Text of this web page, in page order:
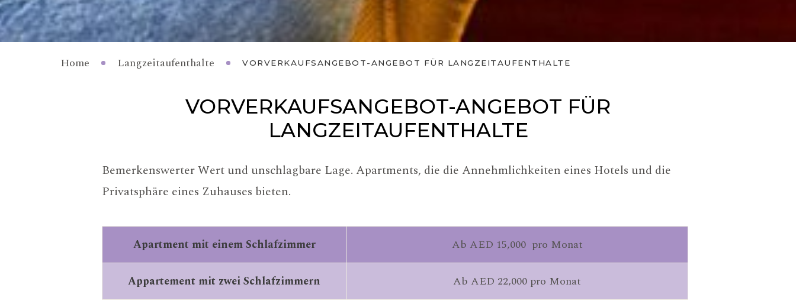
Home Langzeitaufenthalte VORVERKAUFSANGEBOT-ANGEBOT FÜR LANGZEITAUFENTHALTE
VORVERKAUFSANGEBOT-ANGEBOT FÜR
LANGZEITAUFENTHALTE
Bemerkenswerter Wert und unschlagbare Lage. Apartments, die die Annehmlichkeiten eines Hotels und die
Privatsphäre eines Zuhauses bieten.
Apartment mit einem Schlafzimmer Ab AED 15,000 pro Monat
Appartement mit zwei Schlafzimmern Ab AED 22,000 pro Monat